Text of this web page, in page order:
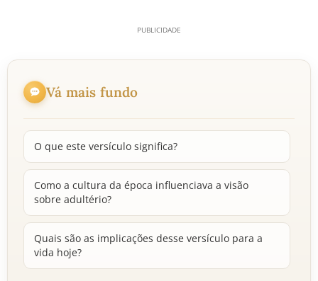
Vá mais fundo
O que este versículo significa?
Como a cultura da época influenciava a visão
sobre adultério?
Quais são as implicações desse versículo para a
vida hoje?